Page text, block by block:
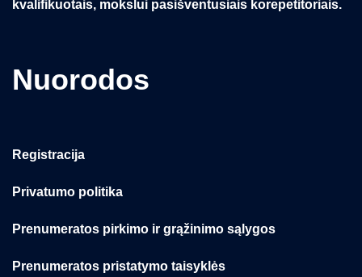
kvalifikuotais, mokslui pasišventusiais korepetitoriais.
Nuorodos
Registracija
Privatumo politika
Prenumeratos pirkimo ir grąžinimo sąlygos
Prenumeratos pristatymo taisyklės